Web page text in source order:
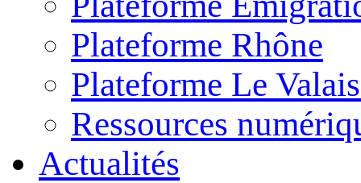
Plateforme Rhône
Plateforme Le
Ressources
Actualités